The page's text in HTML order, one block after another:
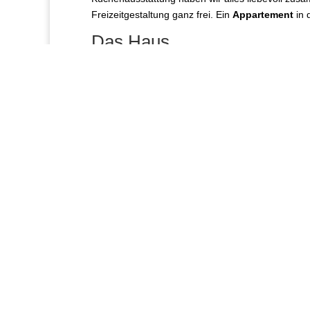
Freizeitgestaltung ganz frei. Ein Appartement in
Das Haus